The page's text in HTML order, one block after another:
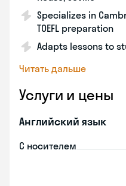
Specializes in
TOEFL preparation
Adapts lessons to
Читать дальше
Услуги и цены
Английский язык
С носителем